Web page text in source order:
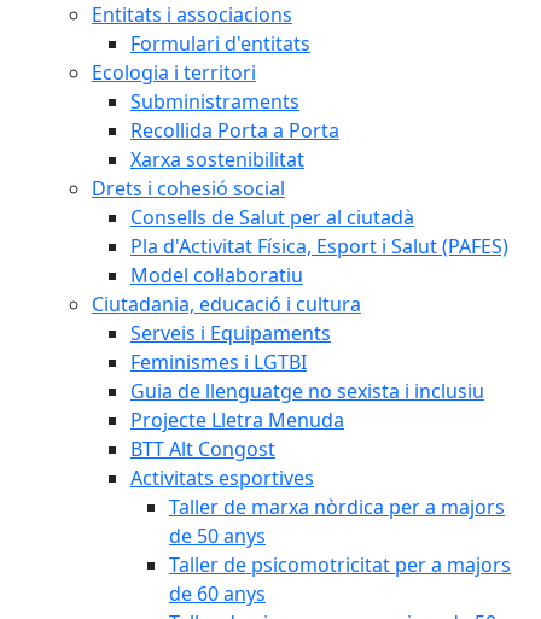
Entitats i associacions
Formulari d'entitats
Ecologia i territori
Subministraments
Recollida Porta a Porta
Xarxa sostenibilitat
Drets i cohesió social
Consells de Salut per al ciutadà
Pla d'Activitat Física, Esport i Salut (PAFES)
Model col·laboratiu
Ciutadania, educació i cultura
Serveis i Equipaments
Feminismes i LGTBI
Guia de llenguatge no sexista i inclusiu
Projecte Lletra Menuda
BTT Alt Congost
Activitats esportives
Taller de marxa nòrdica per a majors
de 50 anys
Taller de psicomotricitat per a majors
de 60 anys